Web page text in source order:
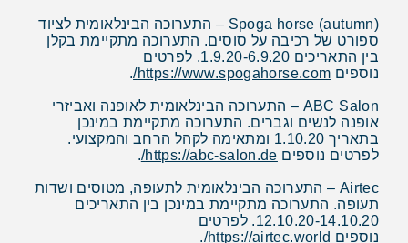
(Spoga horse (autumn – התערוכה הבינלאומית לציוד
ספורט של רכיבה על סוסים. התערוכה מתקיימת בקלן
בין התאריכים 1.9.20-6.9.20. לפרטים
נוספים https://www.spogahorse.com/
.
ABC Salon – התערוכה הבינלאומית לאופנה ואביזרי
אופנה לנשים וגברים. התערוכה מתקיימת במינכן
בתאריך 1.10.20 ומתאימה לקהל הרחב והמקצועי.
לפרטים נוספים https://abc-salon.de/
.
Airtec – התערוכה הבינלאומית לתעופה, מטוסים ושדות
תעופה. התערוכה מתקיימת במינכן בין התאריכים
12.10.20-14.10.20. לפרטים
נוספים https://airtec.world/
.